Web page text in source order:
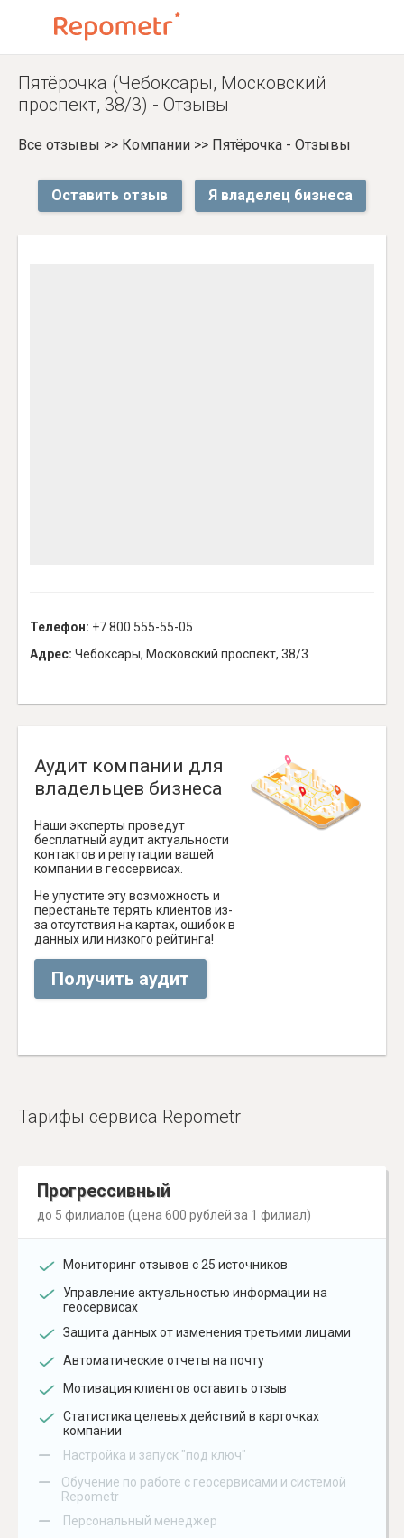
Пятёрочка (Чебоксары, Московский
проспект, 38/3) - Отзывы
Все отзывы >> Компании >> Пятёрочка - Отзывы
Оставить отзыв Я владелец бизнеса
Телефон: +7 800 555-55-05
Адрес: Чебоксары, Московский проспект, 38/3
Аудит компании для
владельцев бизнеса
Наши эксперты проведут
бесплатный аудит актуальности
контактов и репутации вашей
компании в геосервисах.
Не упустите эту возможность и
перестаньте терять клиентов из-
за отсутствия на картах, ошибок в
данных или низкого рейтинга!
Получить аудит
Тарифы сервиса Repometr
Прогрессивный
до 5 филиалов (цена 600 рублей за 1 филиал)
Мониторинг отзывов с 25 источников
Управление актуальностью информации на
геосервисах
Защита данных от изменения третьими лицами
Автоматические отчеты на почту
Мотивация клиентов оставить отзыв
Статистика целевых действий в карточках
компании
– Настройка и запуск "под ключ"
–
Обучение по работе с геосервисами и системой
Repometr
– Персональный менеджер